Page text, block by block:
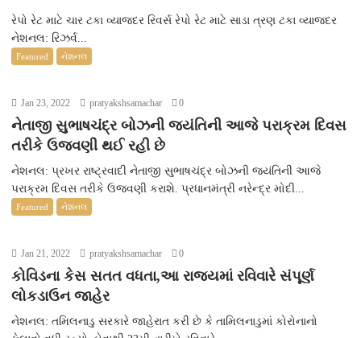
રેપો રેટ માટે ચાર ટકા વ્યાજદર રિવર્સ રેપો રેટ માટે સાડા ત્રણ ટકા વ્યાજદર
નેશનલ: રિઝર્વ...
Featured નેશનલ
Jan 23, 2022 pratyakshsamachar 0
નેતાજી સુભાષચંદ્ર બોઝની જયંતિની આજે પરાક્રમ દિવસ
તરીકે ઉજવણી થઈ રહી છે
નેશનલ: પ્રખર રાષ્ટ્રવાદી નેતાજી સુભાષચંદ્ર બોઝની જયંતિની આજે
પરાક્રમ દિવસ તરીકે ઉજવણી કરાશે. પ્રધાનમંત્રી નરેન્દ્ર મોદી...
Featured નેશનલ
Jan 21, 2022 pratyakshsamachar 0
કોવિડના કેસ સતત વધતા,આ રાજ્યમાં રવિવારે સંપૂર્ણ
લોકડાઉન જાહેર
નેશનલ: તમિલનાડુ સરકારે જાહેરાત કરી છે કે તામિલનાડુમાં કોરોનાનો